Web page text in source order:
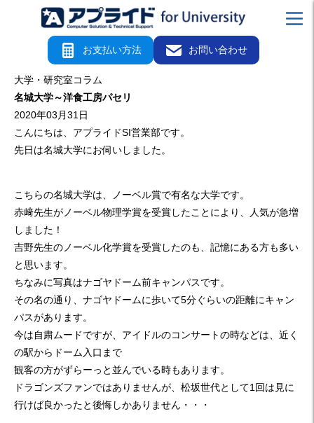
お支払い方法 お問い合わせ
大学・研究室コラム
名城大学～洋食工房パセリ
2020年03月31日
こんにちは、アプライドSI営業部です。
先日は名城大学にお伺いしました。
こちらの名城大学は、ノーベル賞で有名な大学です。
赤﨑先生がノーベル物理学賞を受賞したことにより、人気が急増
しました！
吉野先生のノーベル化学賞を受賞したのも、記憶にある方も多い
と思います。
ちなみに写真はナゴヤドーム前キャンパスです。
その名の通り、ナゴヤドームに歩いて5分ぐらいの距離にキャン
パスがあります。
今は自粛ムードですが、アイドルのコンサートの時などは、近く
の駅からドーム入口まで
観客の方がずらーっと並んでいる時もあります。
ドラゴンズファンではありませんが、松坂世代として1回は見に
行けば良かったと後悔しかありません・・・